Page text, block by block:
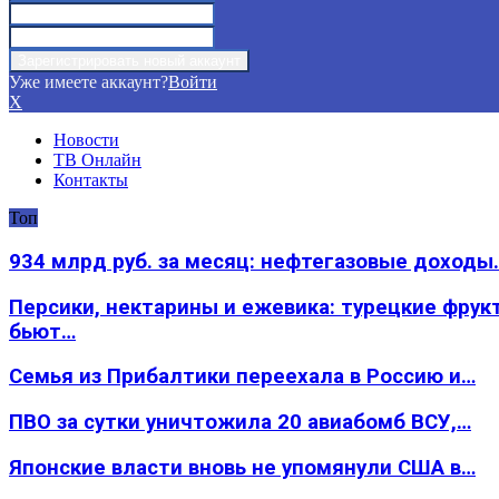
Уже имеете аккаунт?Войти
X
Новости
ТВ Онлайн
Контакты
Топ
934 млрд руб. за месяц: нефтегазовые
Персики, нектарины и ежевика: турецкие
бьют…
Семья из Прибалтики переехала в Россию и…
ПВО за сутки уничтожила 20 авиабомб ВСУ,…
Японские власти вновь не упомянули США в…